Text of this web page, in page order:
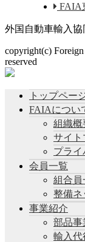
FAIA
外国自動車輸入
copyright(c)
reserved
トップペー
FAIAについ
組織概
サイト
プライ
会員一覧
組合員
整備ネ
事業紹介
部品事
輸入代